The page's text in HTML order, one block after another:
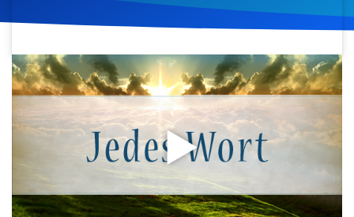
26. März 2016 209Klicks Download
In dieser Andacht geht es um die Bedeutung der Heiligung
durch Gottes Wort. Christopher Kramp erklärt, wie Jesus
selbst für unsere Heiligung gebetet hat und wie die Bibel
Artikel
Podcasts
Studienzentrum
Über Uns
Kontakt